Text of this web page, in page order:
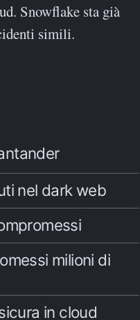
Snowflake sta già
simili.
nel dark web
milioni di
in cloud